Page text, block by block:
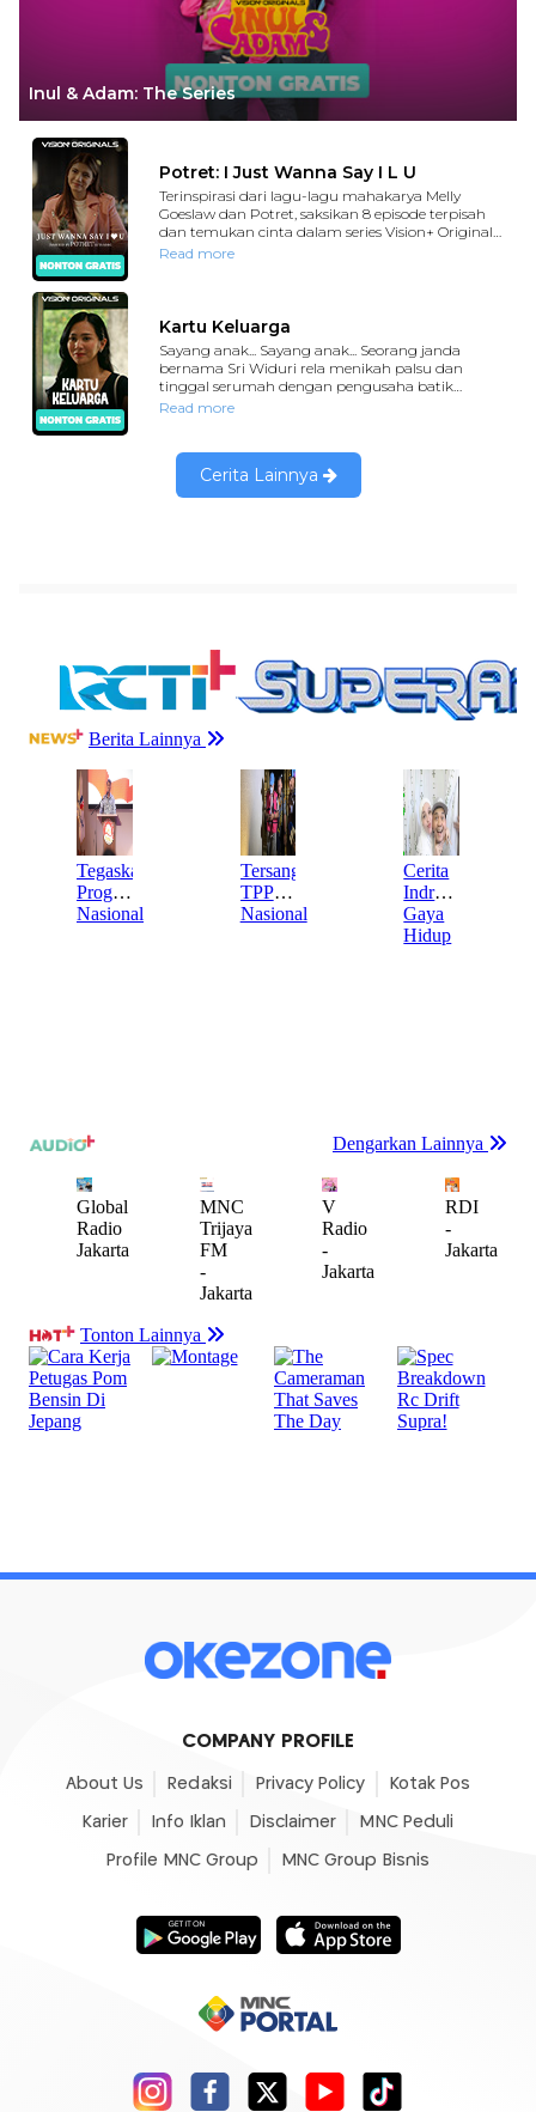
COMPANY PROFILE
About Us Redaksi Privacy Policy Kotak Pos
Karier Info Iklan Disclaimer MNC Peduli
Profile MNC Group MNC Group Bisnis